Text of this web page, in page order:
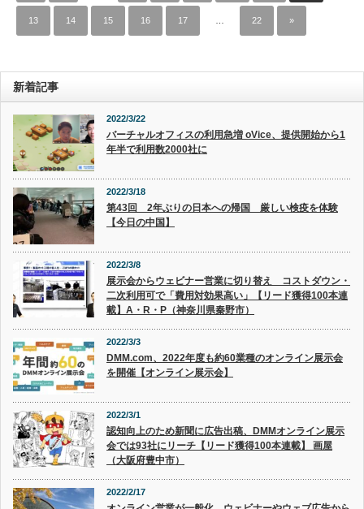
13 14 15 16 17 22 »
新着記事
2022/3/22
バーチャルオフィスの利用急増 oVice、提供開始から1
年半で利用数2000社に
2022/3/18
第43回 2年ぶりの日本への帰国 厳しい検疫を体験
【今日の中国】
2022/3/8
展示会からウェビナー営業に切り替え コストダウン・
二次利用可で「費用対効果高い」【リード獲得100本連
載】A・R・P（神奈川県秦野市）
2022/3/3
DMM.com、2022年度も約60業種のオンライン展示会
を開催【オンライン展示会】
2022/3/1
認知向上のため新聞に広告出稿、DMMオンライン展示
会では93社にリーチ【リード獲得100本連載】 画屋
（大阪府豊中市）
2022/2/17